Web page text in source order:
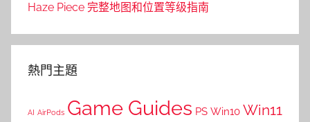
Haze Piece 完整地图和位置等级指南
熱門主題
AI AirPods Game Guides PS Win10 Win11